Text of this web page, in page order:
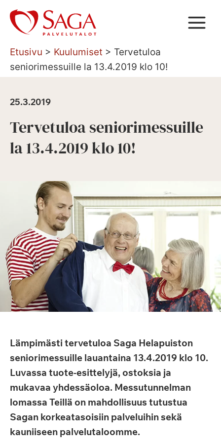
Siirry
sisältöön
Etusivu > Kuulumiset > Tervetuloa
seniorimessuille la 13.4.2019 klo 10!
25.3.2019
Tervetuloa seniorimessuille
la 13.4.2019 klo 10!
Lämpimästi tervetuloa Saga Helapuiston
seniorimessuille lauantaina 13.4.2019 klo 10.
Luvassa tuote-esittelyjä, ostoksia ja
mukavaa yhdessäoloa. Messutunnelman
lomassa Teillä on mahdollisuus tutustua
Sagan korkeatasoisiin palveluihin sekä
kauniiseen palvelutaloomme.